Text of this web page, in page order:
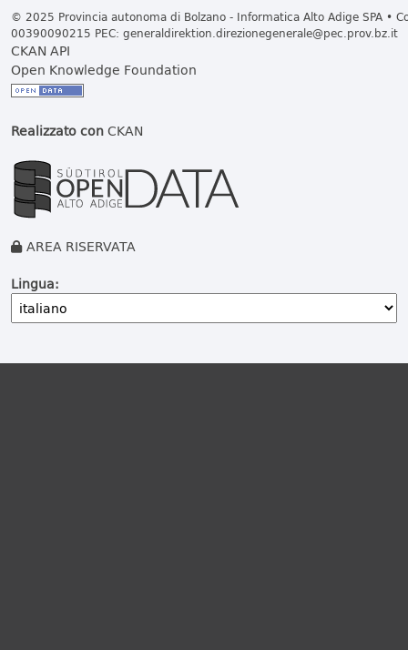
© 2025 Provincia autonoma di Bolzano - Informatica Alto Adige SPA •
00390090215 PEC: generaldirektion.direzionegenerale@pec.prov.bz.it
CKAN API
Open Knowledge Foundation
Realizzato conCKAN
AREA RISERVATA
Lingua